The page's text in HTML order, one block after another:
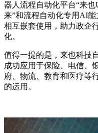
器人流程自动化平台“来
来”和流程自动化专用AI能
相互嵌套使用，助力政企
化。
值得一提的是，来也科技
成功应用于保险、电信、
府、物流、教育和医疗等
的运用。